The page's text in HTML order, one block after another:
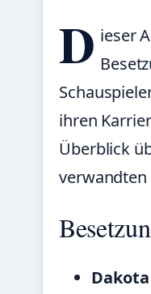
D ieser
ihren
Überblick
verwandten